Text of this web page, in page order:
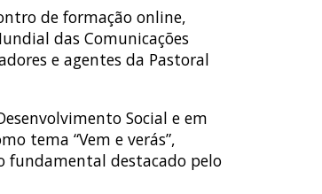
de formação online,
das Comunicações
e agentes da Pastoral
Social e em
tema “Vem e verás”,
fundamental destacado pelo